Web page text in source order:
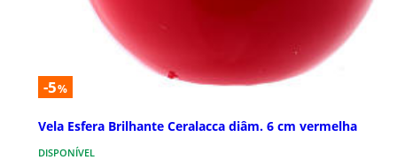
-5%
Vela Esfera Brilhante Ceralacca diâm. 6 cm vermelha
DISPONÍVEL